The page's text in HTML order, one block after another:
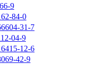
9
84-0
31-7
04-9
12-6
42-9